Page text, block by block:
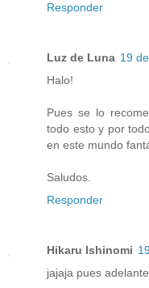
Responder
Luz de Luna 19
Halo!
Pues se lo
todo esto y por
en este mundo
Saludos.
Responder
Hikaru Ishinomi
jajaja pues